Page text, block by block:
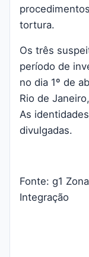
tortura.
Os três
período de
no dia 1º de
Rio de
As
divulgadas.
Fonte: g1
Integração